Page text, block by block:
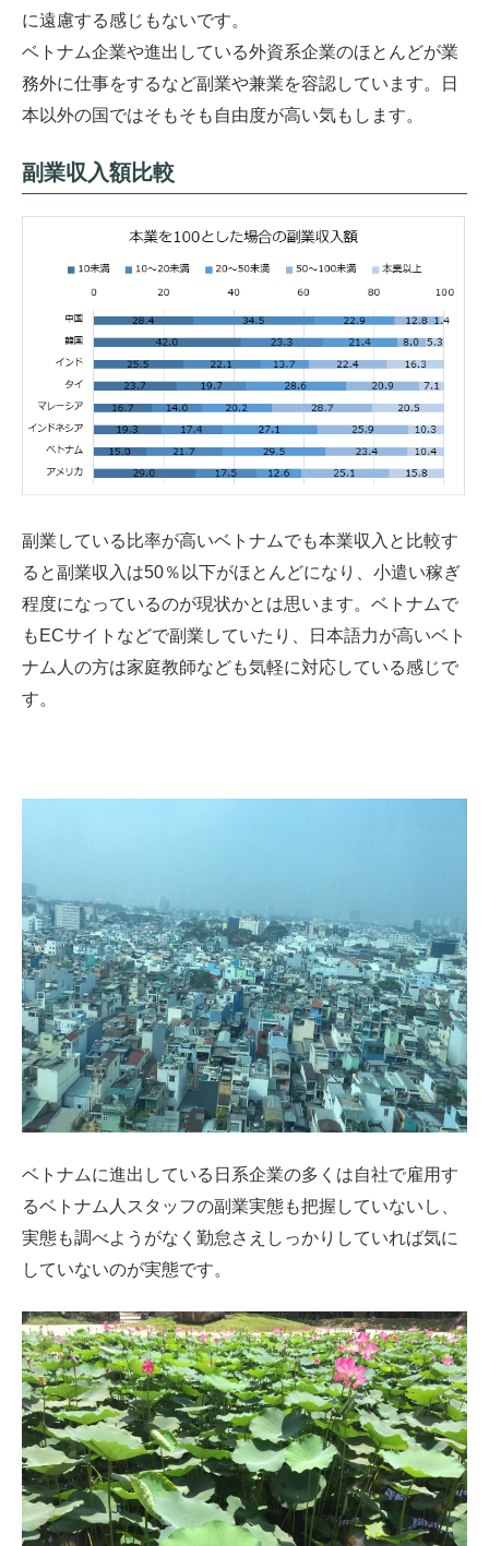
に遠慮する感じもないです。
ベトナム企業や進出している外資系企業のほとんどが業
務外に仕事をするなど副業や兼業を容認しています。日
本以外の国ではそもそも自由度が高い気もします。
副業収入額比較
副業している比率が高いベトナムでも本業収入と比較す
ると副業収入は50％以下がほとんどになり、小遣い稼ぎ
程度になっているのが現状かとは思います。ベトナムで
もECサイトなどで副業していたり、日本語力が高いベト
ナム人の方は家庭教師なども気軽に対応している感じで
す。
ベトナムに進出している日系企業の多くは自社で雇用す
るベトナム人スタッフの副業実態も把握していないし、
実態も調べようがなく勤怠さえしっかりしていれば気に
していないのが実態です。